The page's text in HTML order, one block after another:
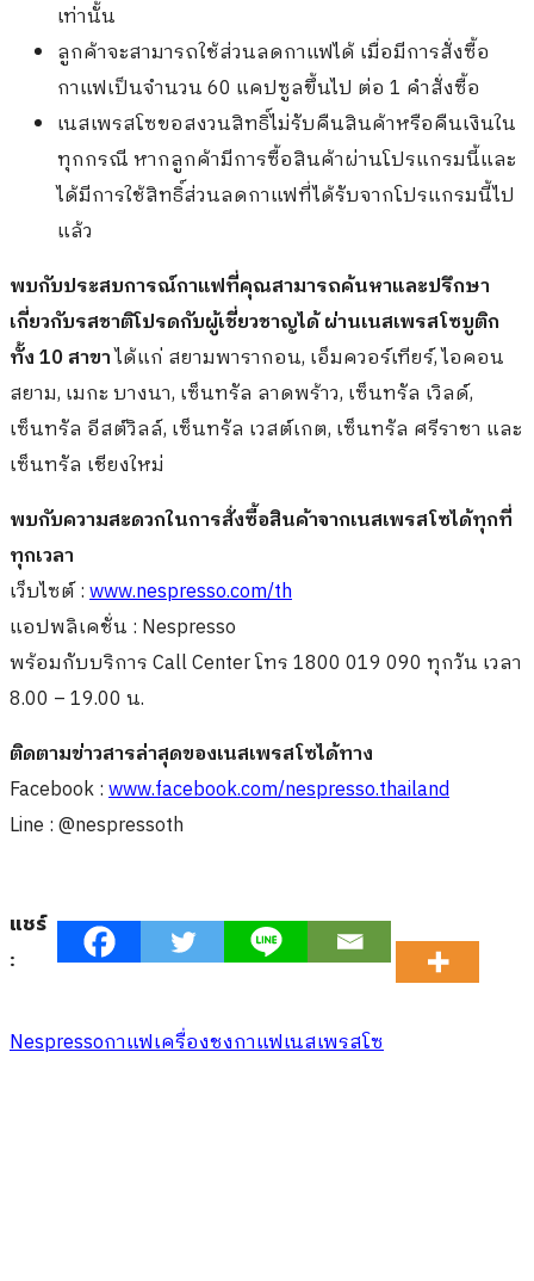
เท่านั้น
ลูกค้าจะสามารถใช้ส่วนลดกาแฟได้ เมื่อมีการสั่งซื้อ
กาแฟเป็นจำนวน 60 แคปซูลขึ้นไป ต่อ 1 คำสั่งซื้อ
เนสเพรสโซขอสงวนสิทธิ์ไม่รับคืนสินค้าหรือคืนเงินใน
ทุกกรณี หากลูกค้ามีการซื้อสินค้าผ่านโปรแกรมนี้และ
ได้มีการใช้สิทธิ์ส่วนลดกาแฟที่ได้รับจากโปรแกรมนี้ไป
แล้ว
พบกับประสบการณ์กาแฟที่คุณสามารถค้นหาและปรึกษา
เกี่ยวกับรสชาติโปรดกับผู้เชี่ยวชาญได้ ผ่านเนสเพรสโซบูติก
ทั้ง10 สาขาได้แก่ สยามพารากอน, เอ็มควอร์เทียร์, ไอคอน
สยาม, เมกะ บางนา, เซ็นทรัล ลาดพร้าว, เซ็นทรัล เวิลด์,
เซ็นทรัล อีสต์วิลล์, เซ็นทรัล เวสต์เกต, เซ็นทรัล ศรีราชา และ
เซ็นทรัล เชียงใหม่
พบกับความสะดวกในการสั่งซื้อสินค้าจากเนสเพรสโซได้ทุกที่
ทุกเวลา
เว็บไซต์ :www.nespresso.com/th
แอปพลิเคชั่น : Nespresso
พร้อมกับบริการ Call Center โทร 1800 019 090 ทุกวัน เวลา
8.00 – 19.00 น.
ติดตามข่าวสารล่าสุดของเนสเพรสโซได้ทาง
Facebook :www.facebook.com/nespresso.thailand
Line : @nespressoth
แชร์
:
Nespressoกาแฟเครื่องชงกาแฟเนสเพรสโซ